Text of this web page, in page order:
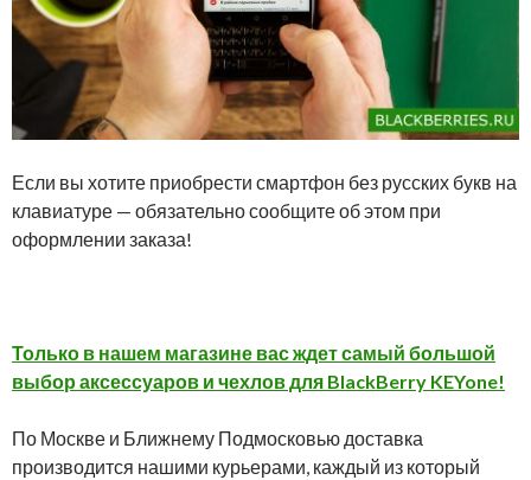
Если вы хотите приобрести смартфон без русских букв на
клавиатуре — обязательно сообщите об этом при
оформлении заказа!
Только в нашем магазине вас ждет самый большой
выбор аксессуаров и чехлов для BlackBerry KEYone!
По Москве и Ближнему Подмосковью доставка
производится нашими курьерами, каждый из который